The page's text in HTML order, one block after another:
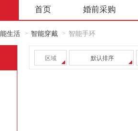
首页 婚前采购
生活 > 智能穿戴 > 智能手环
区域 默认排序